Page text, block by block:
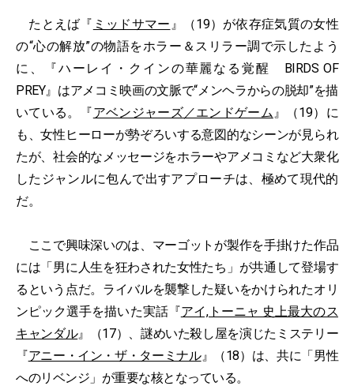
たとえば『 ミッドサマー 』（19）が依存症気質の女性
の“心の解放”の物語をホラー＆スリラー調で示したよう
に、『ハーレイ・クインの華麗なる覚醒 BIRDS OF
PREY』はアメコミ映画の文脈で“メンヘラからの脱却”を描
いている。『アベンジャーズ／エンドゲーム』（19）に
も、女性ヒーローが勢ぞろいする意図的なシーンが見られ
たが、社会的なメッセージをホラーやアメコミなど大衆化
したジャンルに包んで出すアプローチは、極めて現代的
だ。
ここで興味深いのは、マーゴットが製作を手掛けた作品
には「男に人生を狂わされた女性たち」が共通して登場す
るという点だ。ライバルを襲撃した疑いをかけられたオリ
ンピック選手を描いた実話『アイ,トーニャ 史上最大のス
キャンダル』（17）、謎めいた殺し屋を演じたミステリー
『アニー・イン・ザ・ターミナル』（18）は、共に「男性
へのリベンジ」が重要な核となっている。